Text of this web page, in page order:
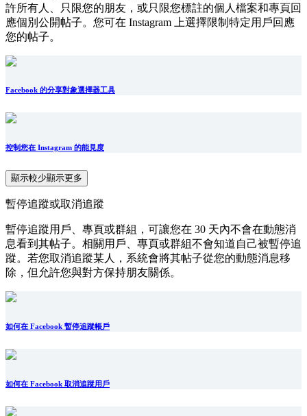
許所有人、只限您的朋友，或只限您標註的個人檔案和專頁回
應個別公開帖子。您可在 Instagram 上選擇限制特定用戶回應
您的帖子。
Facebook 的分享對象選擇器工具
控制您在 Instagram 的能見度
顯示較少顯示更多
暫停追蹤或取消追蹤
暫停追蹤用戶、專頁或群組，可讓您在 30 天內不會在動態消
息看到其帖子。相關用戶、專頁或群組不會知道自己被暫停追
蹤。若您取消追蹤某人，系統會將其帖子從您的動態消息移
除，但允許您與對方保持朋友關係。
如何在 Facebook 暫停追蹤帳戶
如何在 Facebook 取消追蹤用戶